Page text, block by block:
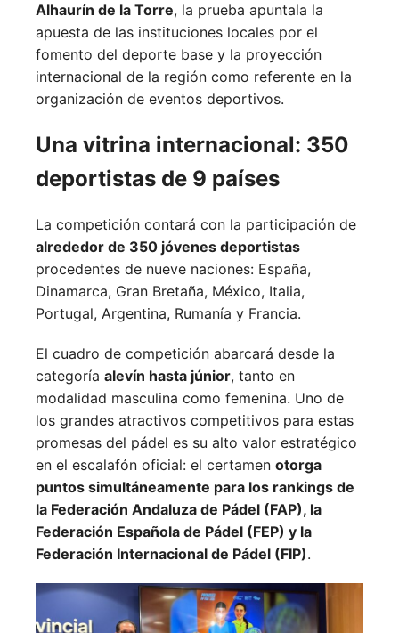
Alhaurín de la Torre, la prueba apuntala la
apuesta de las instituciones locales por el
fomento del deporte base y la proyección
internacional de la región como referente en la
organización de eventos deportivos.
Una vitrina internacional: 350
deportistas de 9 países
La competición contará con la participación de
alrededor de 350 jóvenes deportistas
procedentes de nueve naciones: España,
Dinamarca, Gran Bretaña, México, Italia,
Portugal, Argentina, Rumanía y Francia.
El cuadro de competición abarcará desde la
categoría alevín hasta júnior, tanto en
modalidad masculina como femenina. Uno de
los grandes atractivos competitivos para estas
promesas del pádel es su alto valor estratégico
en el escalafón oficial: el certamen otorga
puntos simultáneamente para los rankings de
la Federación Andaluza de Pádel (FAP), la
Federación Española de Pádel (FEP) y la
Federación Internacional de Pádel (FIP).